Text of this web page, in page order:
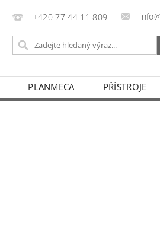
+420 77 44 11 809
PLANMECA PŘÍSTROJE